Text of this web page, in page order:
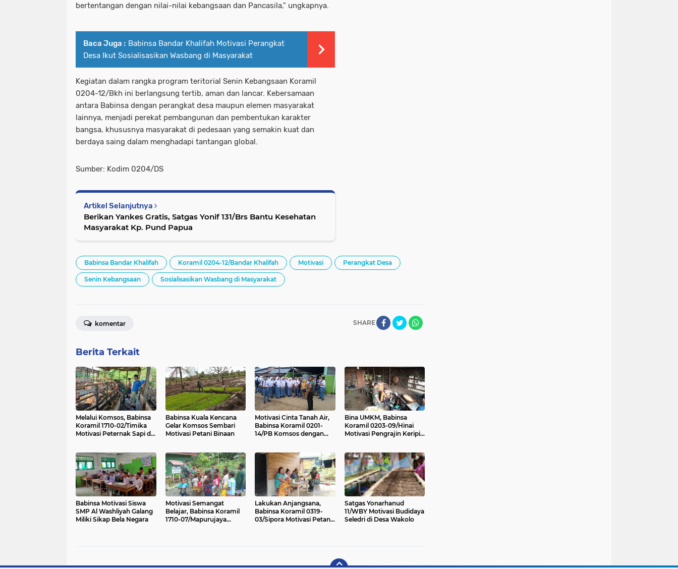
bertentangan dengan nilai-nilai kebangsaan dan Pancasila," ungkapnya.
Baca Juga : Babinsa Bandar Khalifah Motivasi Perangkat
Desa Ikut Sosialisasikan Wasbang di Masyarakat
Kegiatan dalam rangka program teritorial Senin Kebangsaan Koramil
0204-12/Bkh ini berlangsung tertib, aman dan lancar. Kebersamaan
antara Babinsa dengan perangkat desa maupun elemen masyarakat
lainnya, menjadi perekat pembangunan dan pembentukan karakter
bangsa, khususnya masyarakat di pedesaan yang semakin kuat dan
berdaya saing dalam menghadapi tantangan global.
Sumber: Kodim 0204/DS
Artikel Selanjutnya
Berikan Yankes Gratis, Satgas Yonif 131/Brs Bantu Kesehatan
Masyarakat Kp. Pund Papua
Babinsa Bandar Khalifah Koramil 0204-12/Bandar Khalifah Motivasi Perangkat Desa
Senin Kebangsaan Sosialisasikan Wasbang di Masyarakat
SHARE
komentar
Berita Terkait
Melalui Komsos, Babinsa
Koramil 1710-02/Timika
Motivasi Peternak Sapi di
Babinsa Kuala Kencana
Gelar Komsos Sembari
Motivasi Petani Binaan
Motivasi Cinta Tanah Air,
Babinsa Koramil 0201-
14/PB Komsos dengan
Bina UMKM, Babinsa
Koramil 0203-09/Hinai
Motivasi Pengrajin Keripik
Babinsa Motivasi Siswa
SMP Al Washliyah Galang
Miliki Sikap Bela Negara
Motivasi Semangat
Belajar, Babinsa Koramil
1710-07/Mapurujaya
Lakukan Anjangsana,
Babinsa Koramil 0319-
03/Sipora Motivasi Petani
Satgas Yonarhanud
11/WBY Motivasi Budidaya
Seledri di Desa Wakolo